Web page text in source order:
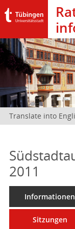
Translate into
2011
Informationen
Sitzungen